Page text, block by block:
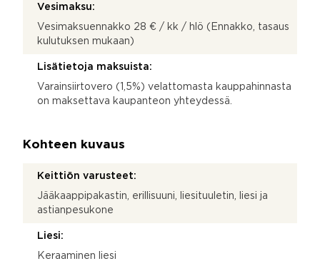
Vesimaksu:
Vesimaksuennakko 28 € / kk / hlö (Ennakko, tasaus
kulutuksen mukaan)
Lisätietoja maksuista:
Varainsiirtovero (1,5%) velattomasta kauppahinnasta
on maksettava kaupanteon yhteydessä.
Kohteen kuvaus
Keittiön varusteet:
Jääkaappipakastin, erillisuuni, liesituuletin, liesi ja
astianpesukone
Liesi:
Keraaminen liesi